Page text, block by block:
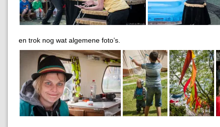
en trok nog wat algemene foto’s.